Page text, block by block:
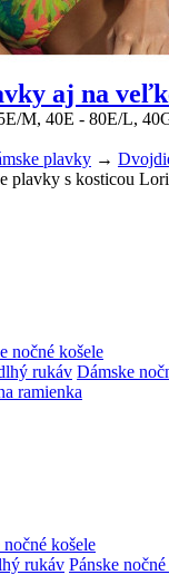
aj na
M, 40E - 80E/L,
plavky →
plavky s kosticou
nočné košele
rukáv Dámske
ramienka
nočné košele
rukáv Pánske